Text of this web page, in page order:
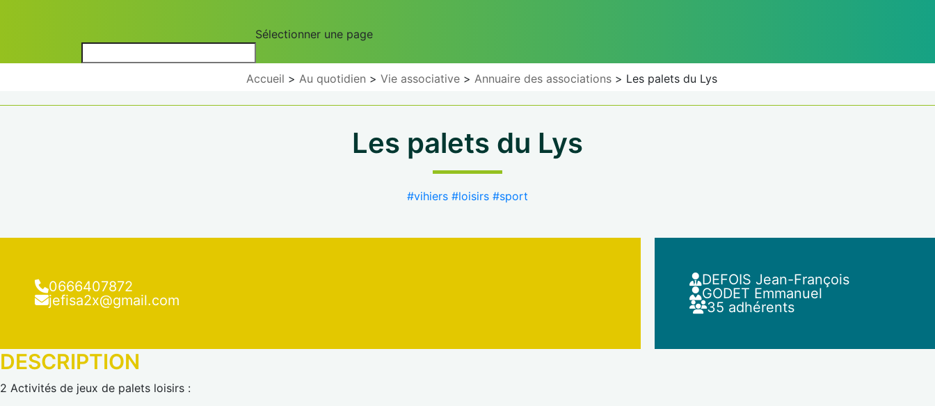
Sélectionner une page
Accueil Au quotidien Vie associative Annuaire des associations Les palets du Lys
Les palets du Lys
#vihiers #loisirs #sport
0666407872
jefisa2x@gmail.com
DEFOIS Jean-François
GODET Emmanuel
35 adhérents
DESCRIPTION
2 Activités de jeux de palets loisirs :